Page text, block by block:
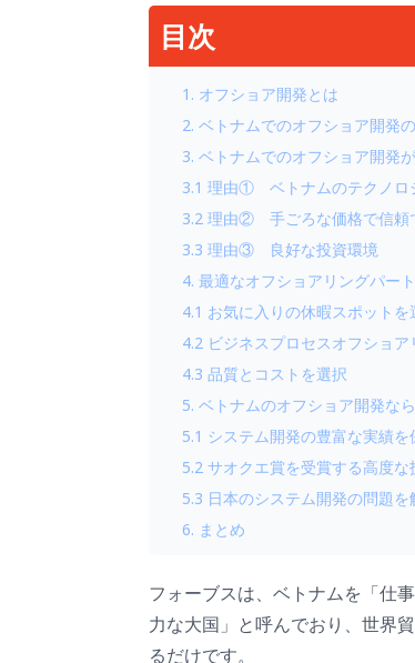
目次
1. オフショア開発とは
2. ベトナムでのオフショア開発
3. ベトナムでのオフショア開発
3.1 理由① ベトナムのテクノロ
3.2 理由② 手ごろな価格で信頼
3.3 理由③ 良好な投資環境
4. 最適なオフショアリングパー
4.1 お気に入りの休暇スポットを
4.2 ビジネスプロセスオフショ
4.3 品質とコストを選択
5. ベトナムのオフショア開発な
5.1 システム開発の豊富な実績を
5.2 サオクエ賞を受賞する高度な
5.3 日本のシステム開発の問題を
6. まとめ
フォーブスは、ベトナムを「仕
力な大国」と呼んでおり、世界
るだけです。